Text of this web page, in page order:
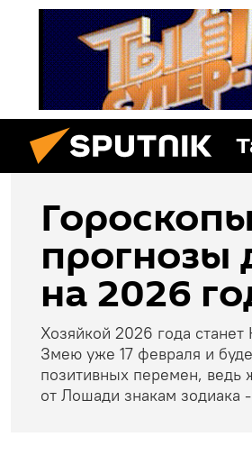
прогнозы
на 2026
Хозяйкой 2026 года
Змею уже 17 февраля и
позитивных перемен, ведь
от Лошади знакам зодиака